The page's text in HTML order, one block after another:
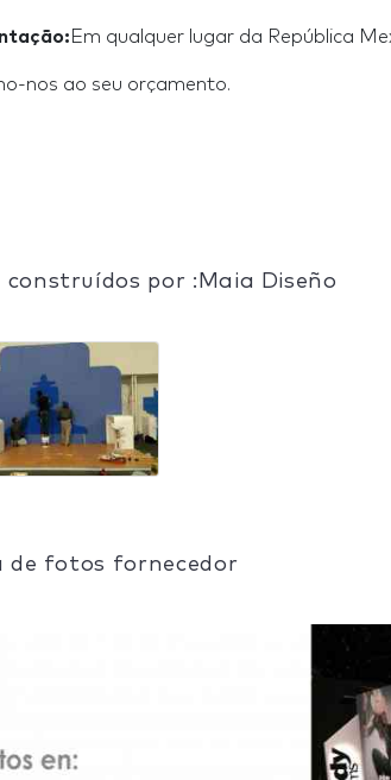
Em qualquer lugar da República
nos ao seu orçamento.
construídos por :Maia Diseño
de fotos fornecedor